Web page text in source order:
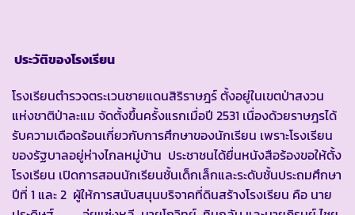
ประวัติของโรงเรียน
โรงเรียนตำรวจตระเวนชายแดนสิริราษฎร์ ตั้งอยู่ในเขตป่าสงวน
แห่งชาติป่าละแม จัดตั้งขึ้นครั้งแรกเมื่อปี 2531 เนื่องด้วยราษฎรได้
รับความเดือดร้อนเกี่ยวกับการศึกษาของนักเรียน เพราะโรงเรียน
ของรัฐบาลอยู่ห่างไกลหมู่บ้าน ประชาชนได้ยื่นหนังสือร้องขอให้ตั้ง
โรงเรียน เปิดการสอนนักเรียนชั้นเด็กเล็กและระดับชั้นประถมศึกษา
ปีที่ 1 และ 2 ผู้ให้การสนับสนุนบริจาคที่ดินสร้างโรงเรียน คือ นาย